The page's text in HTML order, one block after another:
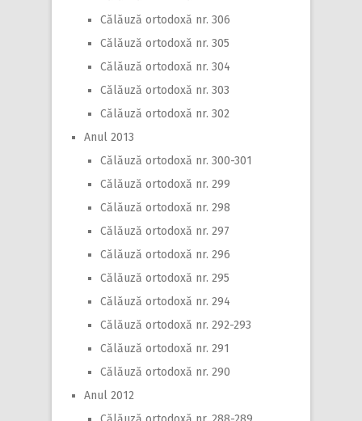
Călăuză ortodoxă nr. 306
Călăuză ortodoxă nr. 305
Călăuză ortodoxă nr. 304
Călăuză ortodoxă nr. 303
Călăuză ortodoxă nr. 302
Anul 2013
Călăuză ortodoxă nr. 300-301
Călăuză ortodoxă nr. 299
Călăuză ortodoxă nr. 298
Călăuză ortodoxă nr. 297
Călăuză ortodoxă nr. 296
Călăuză ortodoxă nr. 295
Călăuză ortodoxă nr. 294
Călăuză ortodoxă nr. 292-293
Călăuză ortodoxă nr. 291
Călăuză ortodoxă nr. 290
Anul 2012